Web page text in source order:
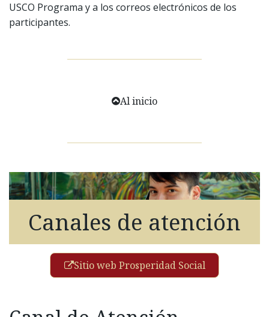
USCO Programa y a los correos electrónicos de los
participantes.
Al inicio
Canales de atención
Sitio web Prosperidad Social